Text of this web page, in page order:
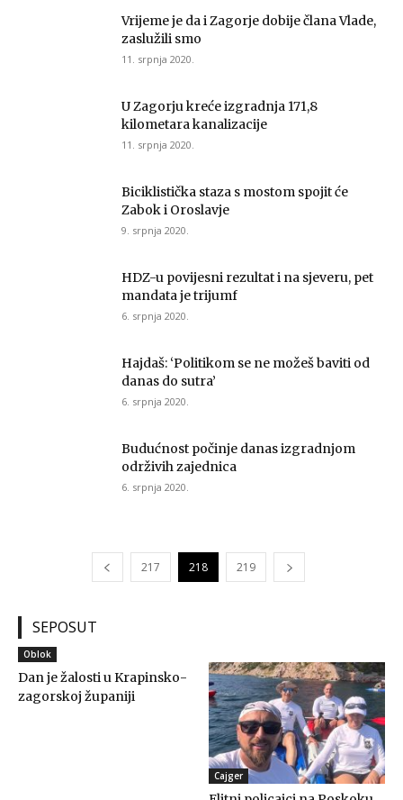
Vrijeme je da i Zagorje dobije člana Vlade,
zaslužili smo
11. srpnja 2020.
U Zagorju kreće izgradnja 171,8
kilometara kanalizacije
11. srpnja 2020.
Biciklistička staza s mostom spojit će
Zabok i Oroslavje
9. srpnja 2020.
HDZ-u povijesni rezultat i na sjeveru, pet
mandata je trijumf
6. srpnja 2020.
Hajdaš: ‘Politikom se ne možeš baviti od
danas do sutra’
6. srpnja 2020.
Budućnost počinje danas izgradnjom
održivih zajednica
6. srpnja 2020.
217 218 219
SEPOSUT
Oblok
Dan je žalosti u Krapinsko-
zagorskoj županiji
Cajger